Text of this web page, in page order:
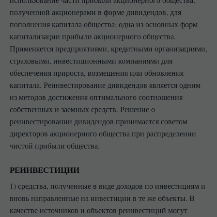
полученной акционерами в форме дивидендов, для
пополнения капитала общества; одна из основных форм
капитализации прибыли акционерного общества.
Применяется предприятиями, кредитными организациями,
страховыми, инвестиционными компаниями для
обеспечения прироста, возмещения или обновления
капитала. Реинвестирование дивидендов является одним
из методов достижения оптимального соотношения
собственных и заемных средств. Решение о
реинвестировании дивидендов принимается советом
директоров акционерного общества при распределении
чистой прибыли общества.
РЕИНВЕСТИЦИИ
1) средства, полученные в виде доходов по инвестициям и
вновь направленные на инвестиции в те же объекты. В
качестве источников и объектов реинвестиций могут